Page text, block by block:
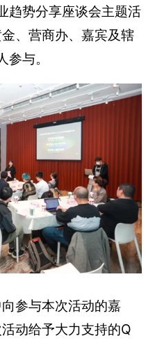
趋势分享座谈会主题活
、营商办、嘉宾及辖
与。
参与本次活动的嘉
动给予大力支持的Q